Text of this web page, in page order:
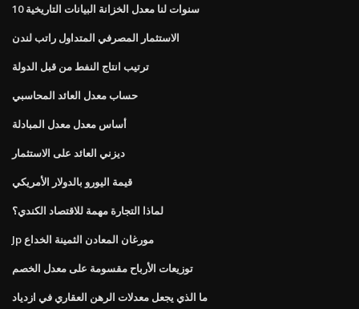
10 سنوات لنا معدل الخزانة البيانات التاريخية
الاستثمار المصرفي المتداول راتب لندن
ترتيب انتاج النفط من قبل الدولة
حساب معدل العائد المحاسبي
أساس معدل معدل المبادلة
ديزني العائد على الاستثمار
قيمة اليورو بالدولار الأمريكي
لماذا التجارة مهمة للاقتصاد الكندي؟
Jp مورغان المعادن الثمينة الخداع
توزيعات الأرباح مقسومة على معدل الخصم
ما الذي يجعل معدلات الرهن العقاري في ازدياد